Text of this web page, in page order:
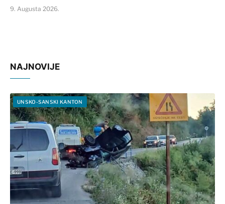
9. Augusta 2026.
NAJNOVIJE
UNSKO-SANSKI KANTON